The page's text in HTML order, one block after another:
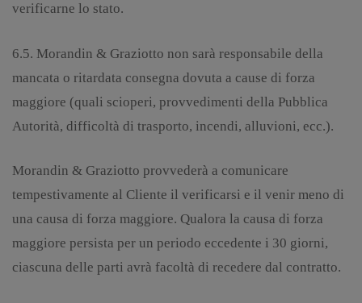
verificarne lo stato.
6.5. Morandin & Graziotto non sarà responsabile della
mancata o ritardata consegna dovuta a cause di forza
maggiore (quali scioperi, provvedimenti della Pubblica
Autorità, difficoltà di trasporto, incendi, alluvioni, ecc.).
Morandin & Graziotto provvederà a comunicare
tempestivamente al Cliente il verificarsi e il venir meno di
una causa di forza maggiore. Qualora la causa di forza
maggiore persista per un periodo eccedente i 30 giorni,
ciascuna delle parti avrà facoltà di recedere dal contratto.